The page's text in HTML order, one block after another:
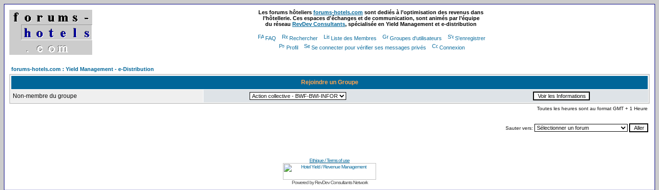
Les forums hôteliers forums-hotels.com sont dediés à l’optimisation des revenus dans
l’hôtellerie. Ces espaces d'échanges et de communication, sont animés par l’équipe
du réseau RevDev Consultants, spécialisée en Yield Management et e-distribution
FAQ Rechercher Liste des Membres Groupes d'utilisateurs
S'enregistrer
Profil
Se connecter pour vérifier ses messages privés Connexion
forums-hotels.com : Yield Management - e-Distribution
Rejoindre un Groupe
Non-membre du groupe
Toutes les heures sont au format GMT + 1 Heure
Sauter vers:
Ethique / Terms of use
Powered by RevDev Consultants Network